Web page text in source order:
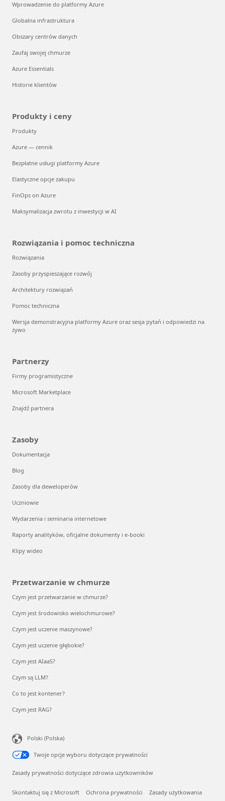
Wprowadzenie do platformy Azure
Globalna infrastruktura
Obszary centrów danych
Zaufaj swojej chmurze
Azure Essentials
Historie klientów
Produkty i ceny
Produkty
Azure — cennik
Bezpłatne usługi platformy Azure
Elastyczne opcje zakupu
FinOps on Azure
Maksymalizacja zwrotu z inwestycji w AI
Rozwiązania i pomoc techniczna
Rozwiązania
Zasoby przyspieszające rozwój
Architektury rozwiązań
Pomoc techniczna
Wersja demonstracyjna platformy Azure oraz sesja pytań i odpowiedzi na
żywo
Partnerzy
Firmy programistyczne
Microsoft Marketplace
Znajdź partnera
Zasoby
Dokumentacja
Blog
Zasoby dla deweloperów
Uczniowie
Wydarzenia i seminaria internetowe
Raporty analityków, oficjalne dokumenty i e-booki
Klipy wideo
Przetwarzanie w chmurze
Czym jest przetwarzanie w chmurze?
Czym jest środowisko wielochmurowe?
Czym jest uczenie maszynowe?
Czym jest uczenie głębokie?
Czym jest AIaaS?
Czym są LLM?
Co to jest kontener?
Czym jest RAG?
Polski (Polska)
Twoje opcje wyboru dotyczące prywatności
Zasady prywatności dotyczące zdrowia użytkowników
Skontaktuj się z Microsoft Ochrona prywatności Zasady użytkowania